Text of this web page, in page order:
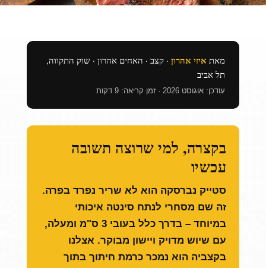
מאת איזי אהרון · קצב · האחים אהרון · שוק התקווה,
תל אביב
בקצרה, למי שרוצה תשובה
עכשיו
סטייק נברסקה הוא לא שריר נפרד בפרה.
זה שם מסחרי לנתח סינטה איכותי
במיוחד – בדרך כלל בעובי 3 ס"מ ומעלה,
עם שיוש מדויק ויישון מבוקר. אצלנו
בקצביה הוא נמכר כרמת חיתוך בתוך